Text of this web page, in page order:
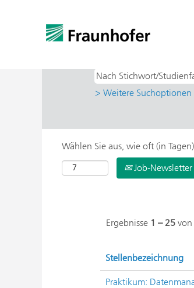
Suchergebnisse
> Weitere Suchoptionen
Wählen Sie aus, wie oft (in
Job-Newsletter
Ergebnisse 1 – 25 von
Stellenbezeichnung
Praktikum: